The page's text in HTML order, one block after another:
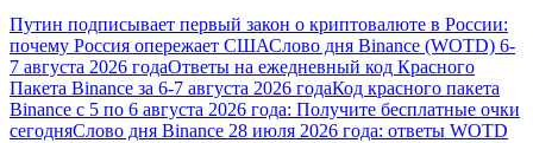
Путин подписывает первый закон о криптовалюте в России:
почему Россия опережает СШАСлово дня Binance (WOTD) 6-
7 августа 2026 годаОтветы на ежедневный код Красного
Пакета Binance за 6-7 августа 2026 годаКод красного пакета
Binance с 5 по 6 августа 2026 года: Получите бесплатные очки
сегодняСлово дня Binance 28 июля 2026 года: ответы WOTD